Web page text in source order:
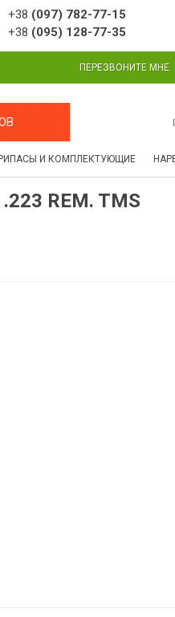
+38 (097) 782-77-15
+38 (095) 128-77-35
ПЕРЕЗВОНИТЕ МНЕ
И КОМПЛЕКТУЮЩИЕ
REM. TMS